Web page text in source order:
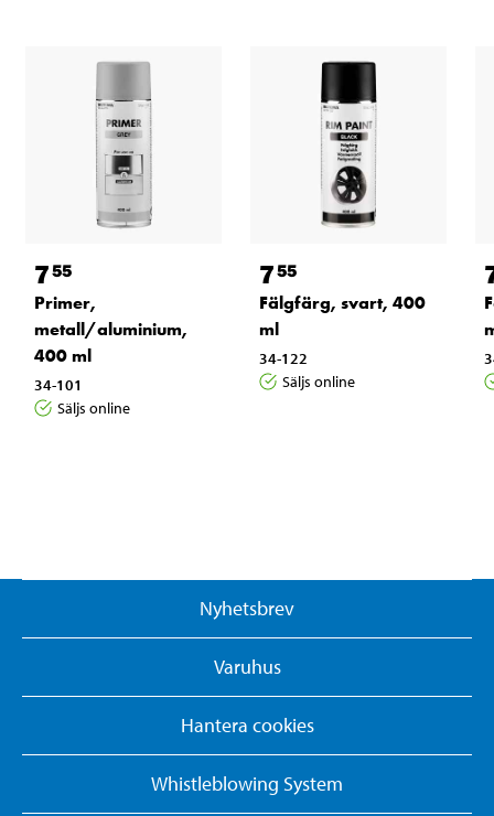
755
Primer,
metall/aluminium,
400 ml
34-101
Säljs online
755
Fälgfärg, svart, 400
ml
34-122
Säljs online
Nyhetsbrev
Varuhus
Hantera cookies
Whistleblowing System